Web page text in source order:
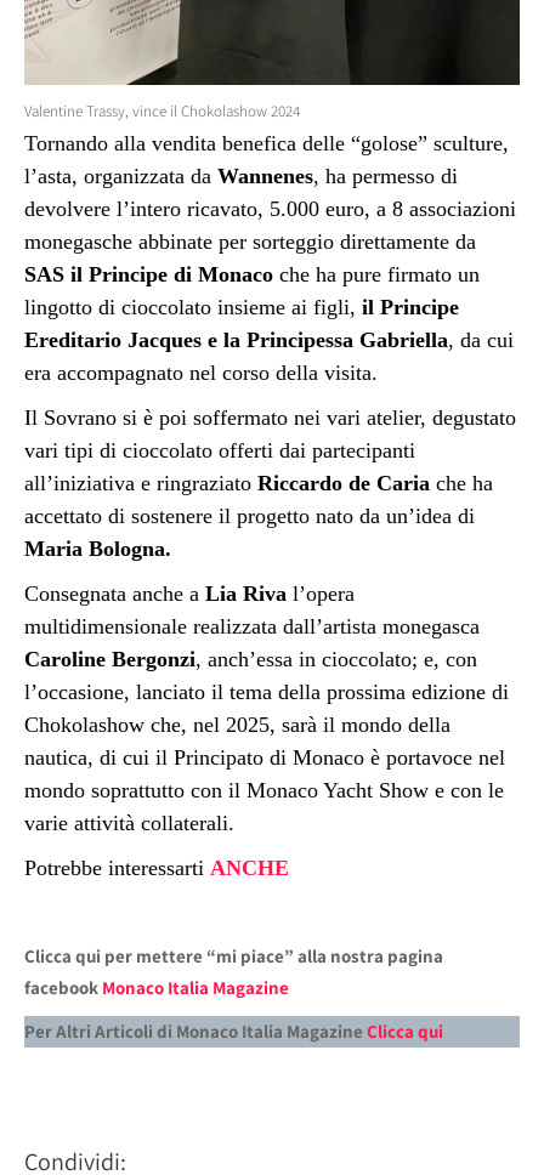
Valentine Trassy, vince il Chokolashow 2024
Tornando alla vendita benefica delle “golose” sculture,
l’asta, organizzata da Wannenes, ha permesso di
devolvere l’intero ricavato, 5.000 euro, a 8 associazioni
monegasche abbinate per sorteggio direttamente da
SAS il Principe di Monaco che ha pure firmato un
lingotto di cioccolato insieme ai figli, il Principe
Ereditario Jacques e la Principessa Gabriella, da cui
era accompagnato nel corso della visita.
Il Sovrano si è poi soffermato nei vari atelier, degustato
vari tipi di cioccolato offerti dai partecipanti
all’iniziativa e ringraziato Riccardo de Caria che ha
accettato di sostenere il progetto nato da un’idea di
Maria Bologna.
Consegnata anche a Lia Riva l’opera
multidimensionale realizzata dall’artista monegasca
Caroline Bergonzi, anch’essa in cioccolato; e, con
l’occasione, lanciato il tema della prossima edizione di
Chokolashow che, nel 2025, sarà il mondo della
nautica, di cui il Principato di Monaco è portavoce nel
mondo soprattutto con il Monaco Yacht Show e con le
varie attività collaterali.
Potrebbe interessarti ANCHE
Clicca qui per mettere “mi piace” alla nostra pagina
facebook Monaco Italia Magazine
Per Altri Articoli di Monaco Italia Magazine Clicca qui
Condividi: